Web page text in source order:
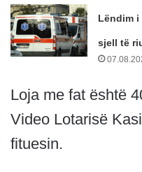
Lëndim i
sjell të
Loja me fat është
Video Lotarisë
fituesin.